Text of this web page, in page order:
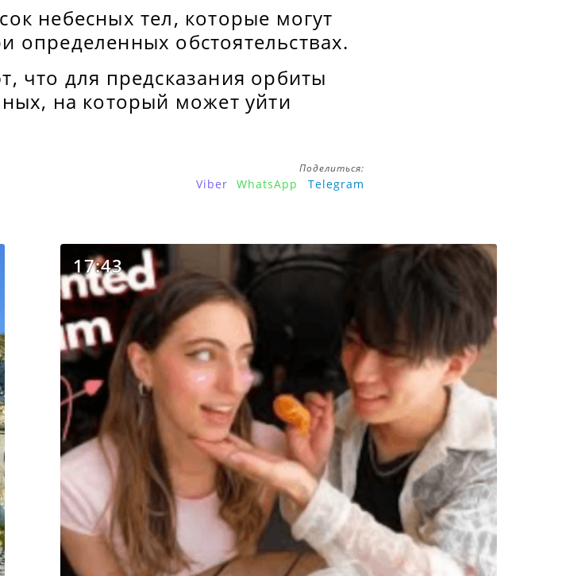
небесных тел, которые могут
определенных обстоятельствах.
что для предсказания орбиты
на который может уйти
Поделиться:
Viber WhatsApp Telegram
17:43